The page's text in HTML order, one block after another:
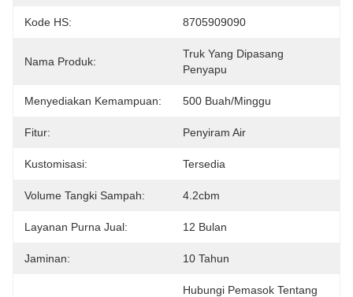
Kode HS: 8705909090
Nama Produk:
Truk Yang Dipasang
Penyapu
Menyediakan Kemampuan: 500 Buah/minggu
Fitur: Penyiram Air
Kustomisasi: Tersedia
Volume Tangki Sampah: 4.2cbm
Layanan Purna Jual: 12 Bulan
Jaminan: 10 Tahun
Hubungi Pemasok Tentang